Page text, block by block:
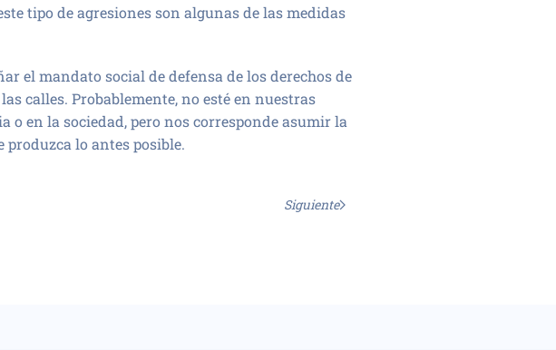
tipo de agresiones son algunas de las medidas
el mandato social de defensa de los derechos de
calles. Probablemente, no esté en nuestras
en la sociedad, pero nos corresponde asumir la
produzca lo antes posible.
Siguiente